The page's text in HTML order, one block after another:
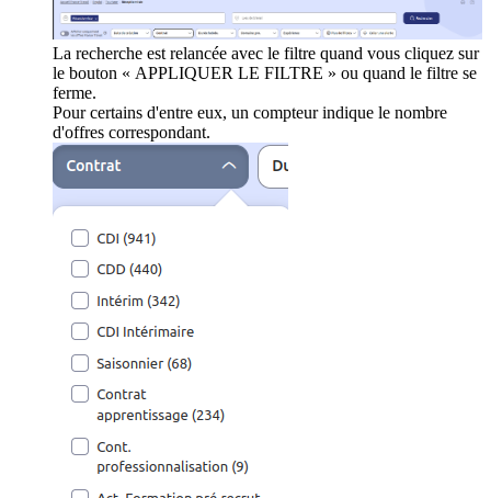
La recherche est relancée avec le filtre quand vous cliquez sur
le bouton « APPLIQUER LE FILTRE » ou quand le filtre se
ferme.
Pour certains d'entre eux, un compteur indique le nombre
d'offres correspondant.